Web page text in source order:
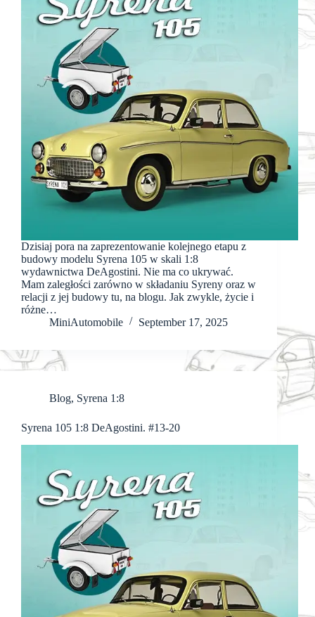
Dzisiaj pora na zaprezentowanie kolejnego etapu z
budowy modelu Syrena 105 w skali 1:8
wydawnictwa DeAgostini. Nie ma co ukrywać.
Mam zaległości zarówno w składaniu Syreny oraz w
relacji z jej budowy tu, na blogu. Jak zwykle, życie i
różne…
MiniAutomobile
September 17, 2025
Blog, Syrena 1:8
Syrena 105 1:8 DeAgostini. #13-20